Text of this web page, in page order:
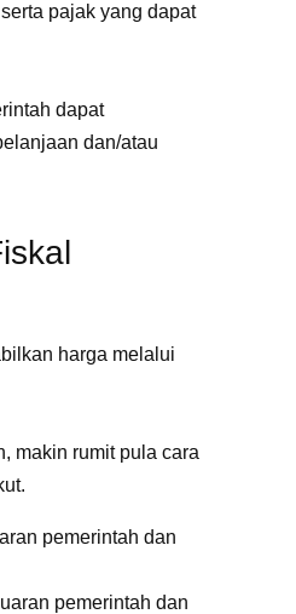
pajak yang dapat
dapat
dan/atau
harga melalui
makin rumit pula cara
pemerintah dan
pemerintah dan